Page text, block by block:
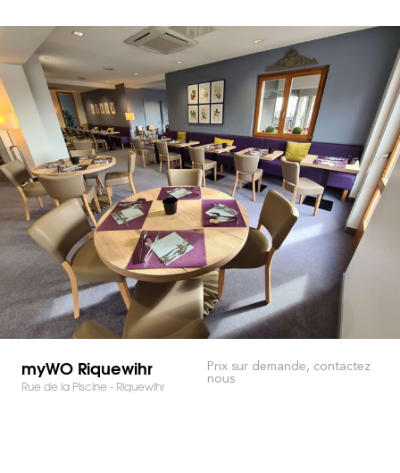
myWO Riquewihr
Rue de la Piscine - Riquewihr
Prix sur demande, contactez
nous